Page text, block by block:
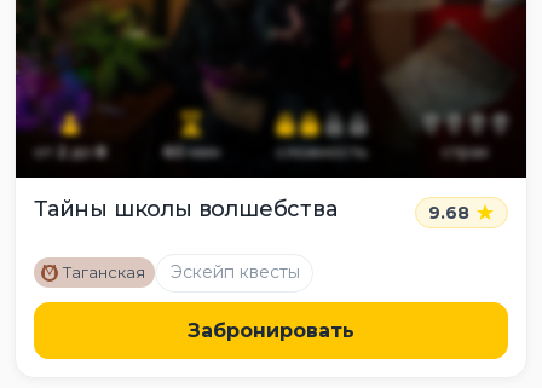
от 2до8 60мин сложность страх
Тайны школы волшебства 9.68
M Таганская Эскейп квесты
Забронировать